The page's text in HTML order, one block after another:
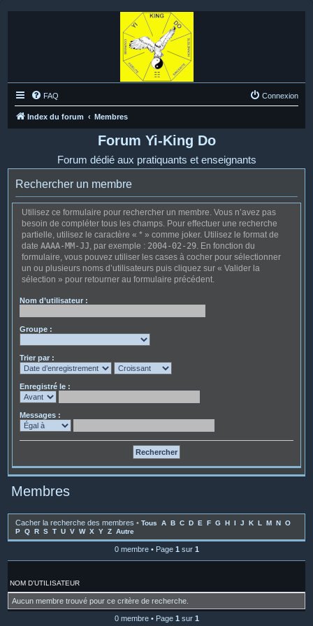
FAQ Connexion
Index du forum Membres
Forum Yi-King Do
Forum dédié aux pratiquants et enseignants
Rechercher un membre
Utilisez ce formulaire pour rechercher un membre. Vous n’avez pas
besoin de compléter tous les champs. Pour effectuer une recherche
partielle, utilisez le caractère « * » comme joker. Utilisez le format de
date AAAA-MM-JJ, par exemple : 2004-02-29. En fonction du
formulaire, vous pouvez utiliser les cases à cocher pour sélectionner
un ou plusieurs noms d’utilisateurs puis cliquez sur « Valider la
sélection » pour retourner au formulaire précédent.
Nom d’utilisateur :
Groupe :
Trier par :
Enregistré le :
Messages :
Membres
Cacher la recherche des membres • Tous A B C D E F G H I J K L M N O
P Q R S T U V W X Y Z Autre
0 membre • Page 1 sur 1
NOM D’UTILISATEUR
Aucun membre trouvé pour ce critère de recherche.
0 membre • Page 1 sur 1